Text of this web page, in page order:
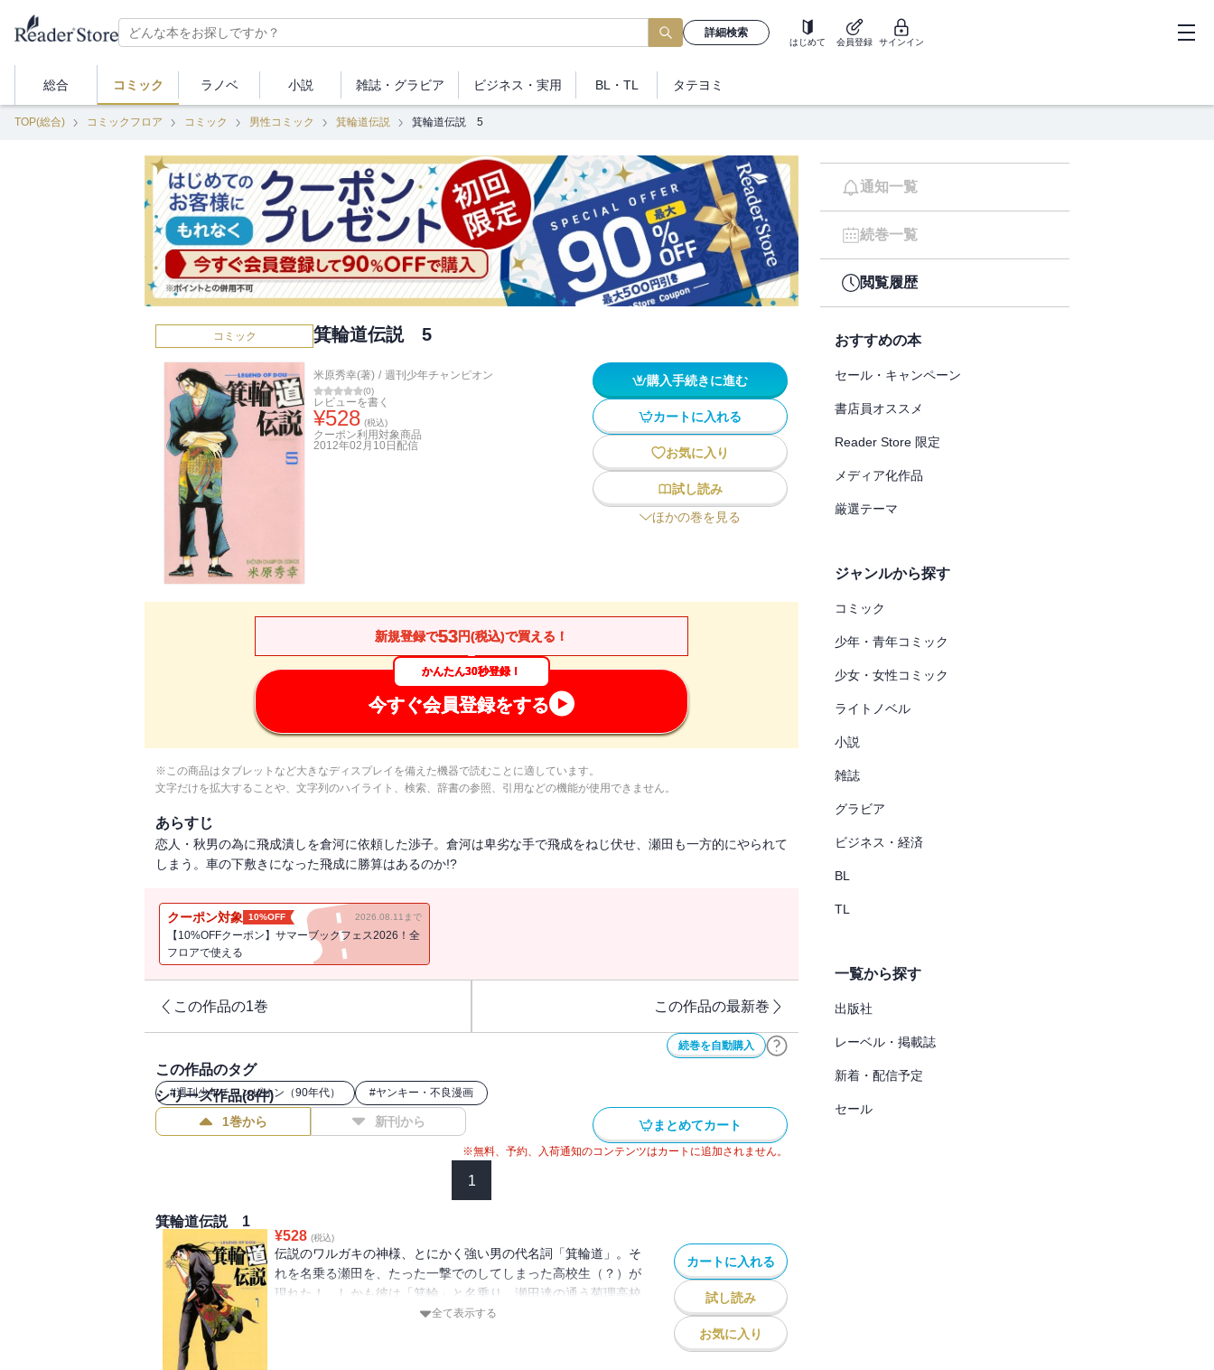
詳細検索
はじめて 会員登録 サインイン
総合 コミック ラノベ 小説 雑誌・ グラビア ビジネス ・実用 BL・TL タテヨミ
TOP(総合) コミックフロア コミック 男性コミック 箕輪道伝説 箕輪道伝説 5
コミック 箕輪道伝説 5
米原秀幸(著) / 週刊少年チャンピオン
(0)
レビューを書く
¥528 (税込)
クーポン利用対象商品
2012年02月10日 配信
購入手続きに進む
カートに入れる
お気に入り
試し読み
ほかの巻を見る
新規登録で53円(税込)で買える！
かんたん30秒登録！
今すぐ会員登録をする
※この商品はタブレットなど大きなディスプレイを備えた機器で読むことに適しています。
文字だけを拡大することや、文字列のハイライト、検索、辞書の参照、引用などの機能が使用できません。
あらすじ
恋人・秋男の為に飛成潰しを倉河に依頼した渉子。倉河は卑劣な手で飛成をねじ伏せ、瀬田も一方的にやられて
しまう。車の下敷きになった飛成に勝算はあるのか!?
クーポン対象 10%OFF 2026.08.11まで
【10%OFFクーポン】サマーブックフェス2026！全
フロアで使える
この作品の1巻 この作品の最新巻
続巻を自動購入
この作品のタグ
#週刊少年チャンピオン（90年代） #ヤンキー・不良漫画
シリーズ作品(8件)
1巻から 新刊から まとめてカート
※無料、予約、入荷通知のコンテンツはカートに追加されません。
1
箕輪道伝説 1
¥528 (税込)
伝説のワルガキの神様、とにかく強い男の代名詞「箕輪道」。そ
れを名乗る瀬田を、たった一撃でのしてしまった高校生（？）が
現れた！ しかも彼は「箕輪」と名乗り、瀬田達の通う菊理高校
全て表示する
カートに入れる
試し読み
お気に入り
通知一覧
続巻一覧
閲覧履歴
おすすめの本
セール・キャンペーン
書店員オススメ
Reader Store 限定
メディア化作品
厳選テーマ
ジャンルから探す
コミック
少年・青年コミック
少女・女性コミック
ライトノベル
小説
雑誌
グラビア
ビジネス・経済
BL
TL
一覧から探す
出版社
レーベル・掲載誌
新着・配信予定
セール